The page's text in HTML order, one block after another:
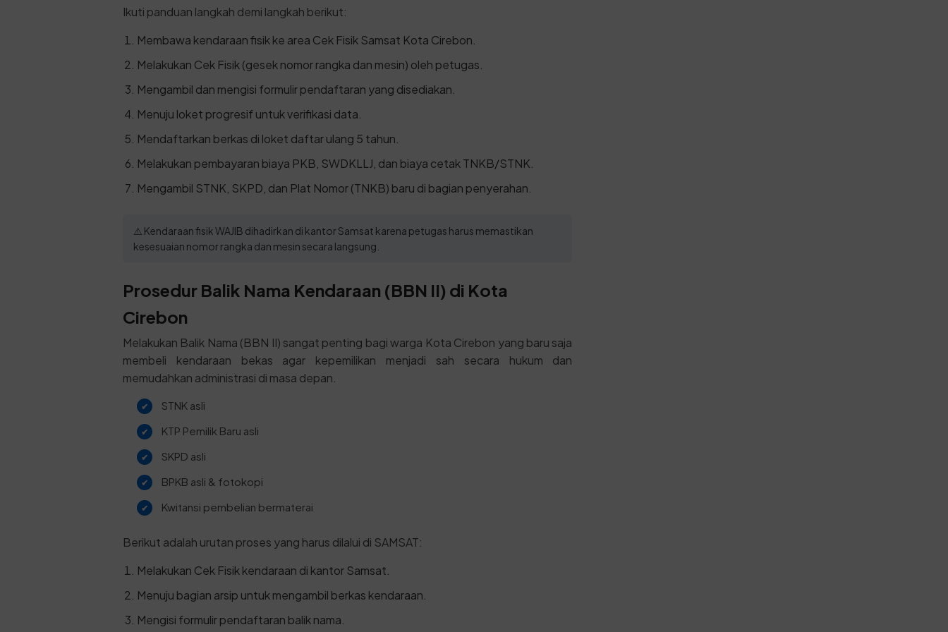
Ikuti panduan langkah demi langkah berikut:
Membawa kendaraan fisik ke area Cek Fisik Samsat Kota Cirebon.
Melakukan Cek Fisik (gesek nomor rangka dan mesin) oleh petugas.
Mengambil dan mengisi formulir pendaftaran yang disediakan.
Menuju loket progresif untuk verifikasi data.
Mendaftarkan berkas di loket daftar ulang 5 tahun.
Melakukan pembayaran biaya PKB, SWDKLLJ, dan biaya cetak TNKB/STNK.
Mengambil STNK, SKPD, dan Plat Nomor (TNKB) baru di bagian penyerahan.
⚠️ Kendaraan fisik WAJIB dihadirkan di kantor Samsat karena petugas harus memastikan
kesesuaian nomor rangka dan mesin secara langsung.
Prosedur Balik Nama Kendaraan (BBN II) di Kota
Cirebon
Melakukan Balik Nama (BBN II) sangat penting bagi warga Kota Cirebon yang baru saja
membeli kendaraan bekas agar kepemilikan menjadi sah secara hukum dan
memudahkan administrasi di masa depan.
STNK asli
KTP Pemilik Baru asli
SKPD asli
BPKB asli & fotokopi
Kwitansi pembelian bermaterai
Berikut adalah urutan proses yang harus dilalui di SAMSAT:
Melakukan Cek Fisik kendaraan di kantor Samsat.
Menuju bagian arsip untuk mengambil berkas kendaraan.
Mengisi formulir pendaftaran balik nama.